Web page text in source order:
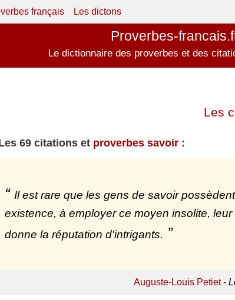
français Les dictons
Proverbes-
Le dictionnaire des proverbes et des
Les
69 citations et proverbes savoir :
Il est rare que les gens de savoir
existence, à employer ce moyen insolite,
donne la réputation d'intrigants.
Auguste-Louis Petiet-